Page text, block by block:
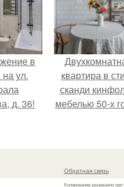
в
ул.
д. 36!
квартира в
сканди
мебелью 50-х
Обратная связь
Копирование разрешено при